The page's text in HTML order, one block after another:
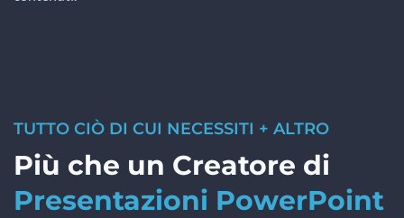
TUTTO CIÒ DI CUI NECESSITI + ALTRO
Più che un Creatore di
Presentazioni PowerPoint